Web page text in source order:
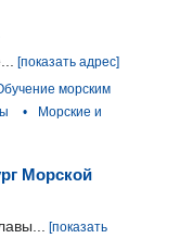
[показать адрес]
морским
•
Морские и
Морской
[показать